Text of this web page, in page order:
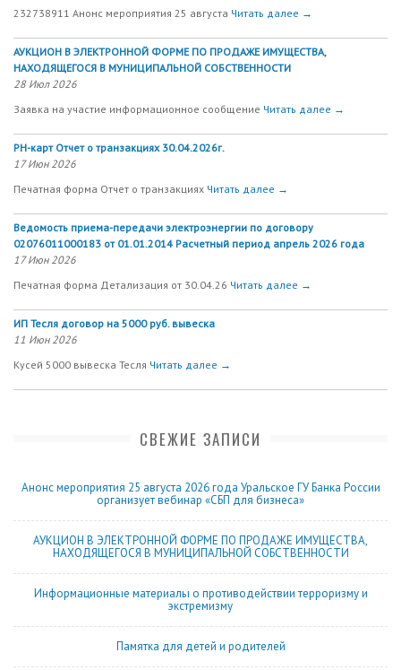
232738911 Анонс мероприятия 25 августа Читать далее →
АУКЦИОН В ЭЛЕКТРОННОЙ ФОРМЕ ПО ПРОДАЖЕ ИМУЩЕСТВА,
НАХОДЯЩЕГОСЯ В МУНИЦИПАЛЬНОЙ СОБСТВЕННОСТИ
28 Июл 2026
Заявка на участие информационное сообщение Читать далее →
РН-карт Отчет о транзакциях 30.04.2026г.
17 Июн 2026
Печатная форма Отчет о транзакциях Читать далее →
Ведомость приема-передачи электроэнергии по договору
02076011000183 от 01.01.2014 Расчетный период апрель 2026 года
17 Июн 2026
Печатная форма Детализация от 30.04.26 Читать далее →
ИП Тесля договор на 5000 руб. вывеска
11 Июн 2026
Кусей 5000 вывеска Тесля Читать далее →
СВЕЖИЕ ЗАПИСИ
Анонс мероприятия 25 августа 2026 года Уральское ГУ Банка России
организует вебинар «СБП для бизнеса»
АУКЦИОН В ЭЛЕКТРОННОЙ ФОРМЕ ПО ПРОДАЖЕ ИМУЩЕСТВА,
НАХОДЯЩЕГОСЯ В МУНИЦИПАЛЬНОЙ СОБСТВЕННОСТИ
Информационные материалы о противодействии терроризму и
экстремизму
Памятка для детей и родителей